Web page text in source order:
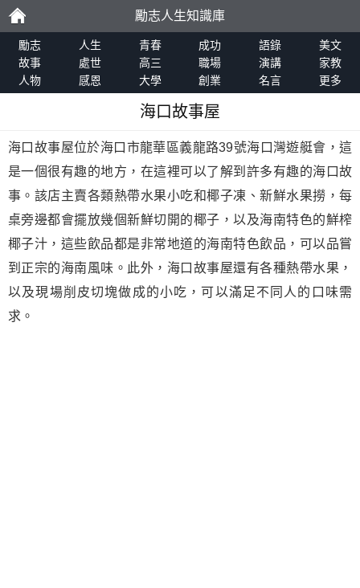
勵
志
勵志人生知識庫
勵志 人生 青春 成功 語錄
美文
故事
處世 高三 職場 演講
家教
人物
感恩 大學 創業 名言 更多
海口故事屋
海口故事屋位於海口市龍華區義龍路39號海口灣遊艇會，這
是一個很有趣的地方，在這裡可以了解到許多有趣的海口故
事。該店主賣各類熱帶水果小吃和椰子凍、新鮮水果撈，每
桌旁邊都會擺放幾個新鮮切開的椰子，以及海南特色的鮮榨
椰子汁，這些飲品都是非常地道的海南特色飲品，可以品嘗
到正宗的海南風味。此外，海口故事屋還有各種熱帶水果，
以及現場削皮切塊做成的小吃，可以滿足不同人的口味需
求。